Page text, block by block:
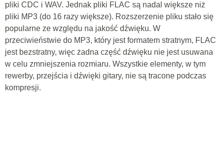
pliki CDC i WAV. Jednak pliki FLAC są nadal większe niż
pliki MP3 (do 16 razy większe). Rozszerzenie pliku stało się
popularne ze względu na jakość dźwięku. W
przeciwieństwie do MP3, który jest formatem stratnym, FLAC
jest bezstratny, więc żadna część dźwięku nie jest usuwana
w celu zmniejszenia rozmiaru. Wszystkie elementy, w tym
rewerby, przejścia i dźwięki gitary, nie są tracone podczas
kompresji.